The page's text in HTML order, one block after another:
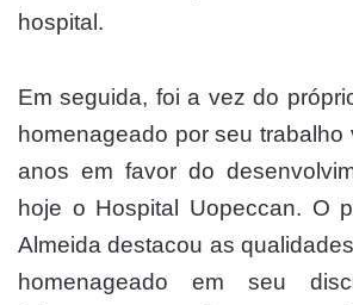
hospital.
Em seguida, foi a vez do
homenageado por seu trabalho
anos em favor do
hoje o Hospital Uopeccan. O
Almeida destacou as
homenageado em seu